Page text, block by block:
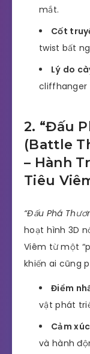
mắt.
Cốt
twist bất
Lý do
cliffhanger
2. “Đấu
(Battle
– Hành
Tiêu
“Đấu Phá
hoạt hình 3D
Viêm từ một
khiến ai cũng
Điểm
vật phát
Cảm xúc
và hành